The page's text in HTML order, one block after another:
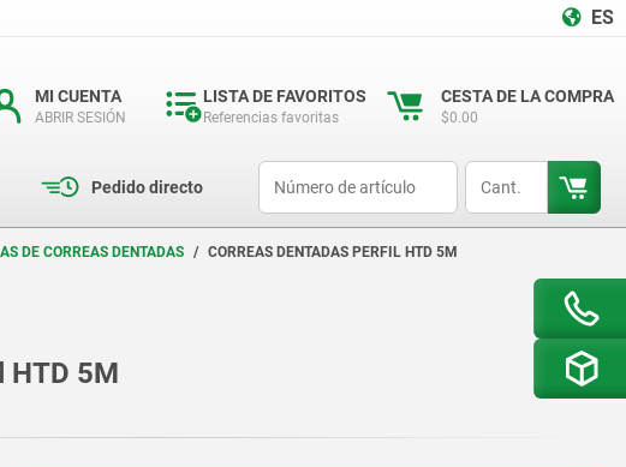
ES
MI CUENTA
ABRIR SESIÓN
LISTA DE FAVORITOS
Referencias favoritas
CESTA DE LA COMPRA
$0.00
Pedido directo
DE CORREAS DENTADAS CORREAS DENTADAS PERFIL HTD 5M
HTD 5M